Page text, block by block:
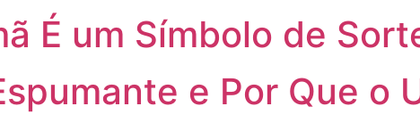
É um Símbolo de
e Por Que o